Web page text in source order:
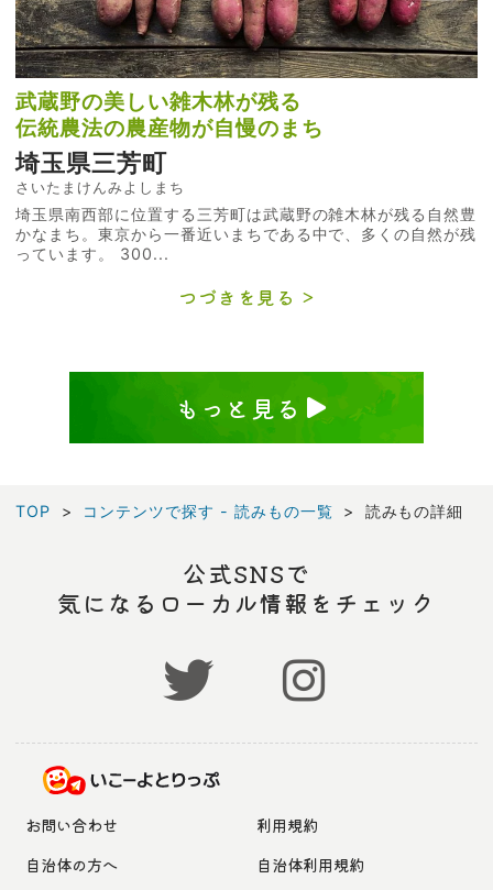
武蔵野の美しい雑木林が残る
伝統農法の農産物が自慢のまち
埼玉県三芳町
さいたまけんみよしまち
埼玉県南西部に位置する三芳町は武蔵野の雑木林が残る自然豊
かなまち。東京から一番近いまちである中で、多くの自然が残
っています。 300...
つづきを見る
もっと見る
TOP コンテンツで探す - 読みもの一覧 読みもの詳細
公式SNSで
気になるローカル情報をチェック
お問い合わせ
利用規約
自治体の方へ
自治体利用規約